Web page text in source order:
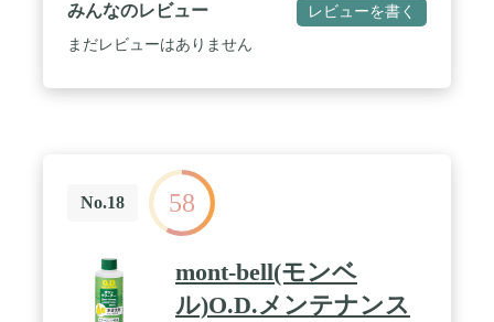
みんなのレビュー レビューを書く
まだレビューはありません
No.18 58
mont-bell(モンベ
ル)O.D.メンテナンス